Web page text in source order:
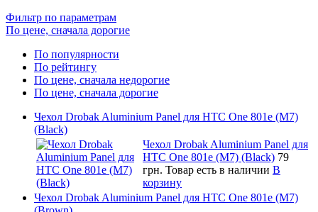
Фильтр по параметрам
По цене, сначала дорогие
По популярности
По рейтингу
По цене, сначала недорогие
По цене, сначала дорогие
Чехол Drobak Aluminium Panel для HTC One 801e (M7)
(Black)
Чехол Drobak Aluminium Panel для
HTC One 801e (M7) (Black) 79
грн. Товар есть в наличии В
корзину
Чехол Drobak Aluminium Panel для HTC One 801e (M7)